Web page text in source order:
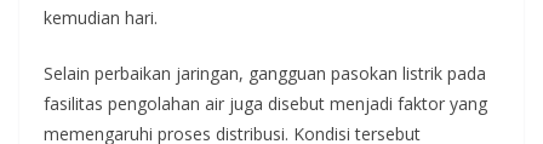
kemudian hari.
Selain perbaikan jaringan, gangguan pasokan listrik pada
fasilitas pengolahan air juga disebut menjadi faktor yang
memengaruhi proses distribusi. Kondisi tersebut